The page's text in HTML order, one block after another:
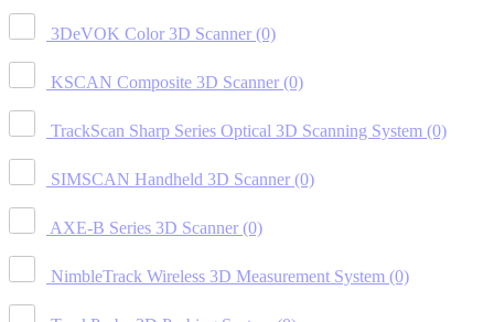
3DeVOK Color 3D Scanner (0)
KSCAN Composite 3D Scanner (0)
TrackScan Sharp Series Optical 3D Scanning System (0)
SIMSCAN Handheld 3D Scanner (0)
AXE-B Series 3D Scanner (0)
NimbleTrack Wireless 3D Measurement System (0)